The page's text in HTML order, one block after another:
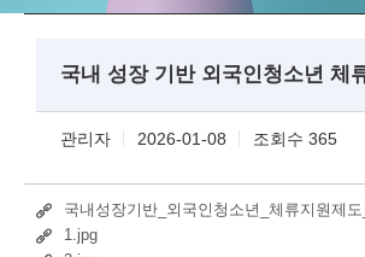
국내 성장 기반 외국인청소년 체
관리자 2026-01-08 조회수 365
국내성장기반_외국인청소년_체류지원제
1.jpg